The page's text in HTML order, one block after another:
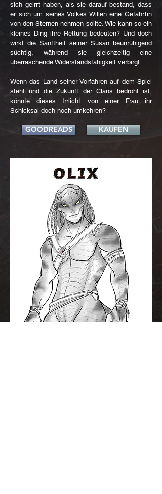
sich geirrt haben, als sie darauf bestand, dass
er sich um seines Volkes Willen eine Gefährtin
von den Sternen nehmen sollte. Wie kann so ein
kleines Ding ihre Rettung bedeuten? Und doch
wirkt die Sanftheit seiner Susan beunruhigend
süchtig, während sie gleichzeitig eine
überraschende Widerstandsfähigkeit verbirgt.
Wenn das Land seiner Vorfahren auf dem Spiel
steht und die Zukunft der Clans bedroht ist,
könnte dieses Irrlicht von einer Frau ihr
Schicksal doch noch umkehren?
GOODREADS KAUFEN